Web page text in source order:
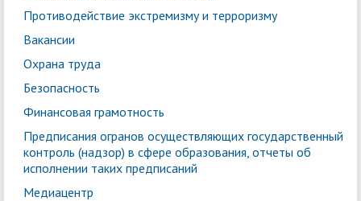
Противодействие экстремизму и терроризму
Вакансии
Охрана труда
Безопасность
Финансовая грамотность
Предписания огранов осуществляющих государственный
контроль (надзор) в сфере образования, отчеты об
исполнении таких предписаний
Медиацентр